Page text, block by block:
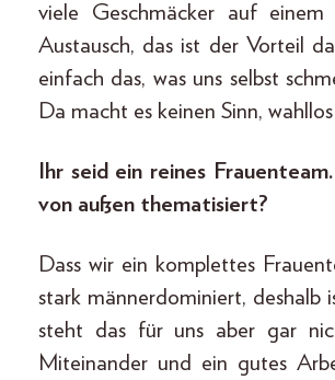
viele Geschmäcker auf
Austausch, das ist der Vorteil
einfach das, was uns selbst
Da macht es keinen Sinn,
Ihr seid ein reines
von außen thematisiert?
Dass wir ein komplettes
stark männerdominiert, deshalb
steht das für uns aber gar
Miteinander und ein gutes